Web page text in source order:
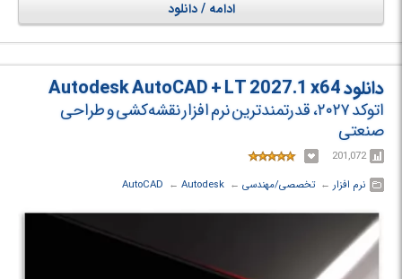
ادامه / دانلود
دانلود Autodesk AutoCAD + LT 2027.1 x64
اتوکد ۲۰۲۷، قدرتمندترین نرم افزار نقشه‌کشی و طراحی
صنعتی
201,072
نرم افزار ← ‏تخصصی/مهندسی ← ‏
Autodesk
← ‏
AutoCAD